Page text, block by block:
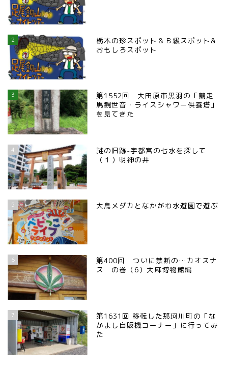
2
栃木の珍スポット＆Ｂ級スポット&
おもしろスポット
3
第1552回 大田原市黒羽の「競走
馬観世音・ライスシャワー供養塔」
を見てきた
4
謎の旧跡-宇都宮の七水を探して
（１）明神の井
5 大鳥メダカとなかがわ水遊園で遊ぶ
6
第400回 ついに禁断の…カオスナ
ス の巻（6）大麻博物館編
7
第1631回 移転した那珂川町の「な
かよし自販機コーナー」に行ってみ
た